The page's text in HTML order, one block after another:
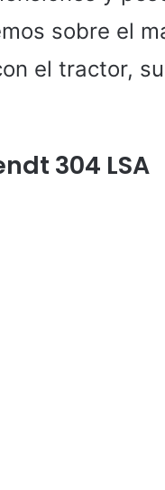
sobre el
el tractor,
304 LSA